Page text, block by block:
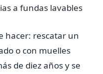
a fundas lavables
hacer: rescatar un
o con muelles
de diez años y se